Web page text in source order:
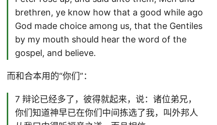
brethren, ye know how that a good while ago
God made choice among us, that the Gentiles
by my mouth should hear the word of the
gospel, and believe.
而和合本用的“你们”：
7 辩论已经多了，彼得就起来，说：诸位弟兄，
你们知道神早已在你们中间拣选了我，叫外邦人